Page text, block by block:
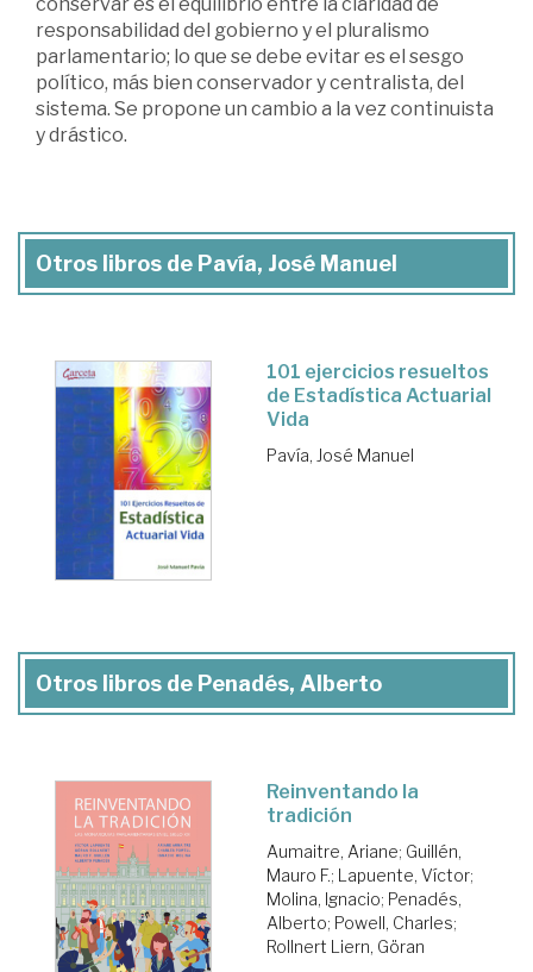
conservar es el equilibrio entre la claridad de
responsabilidad del gobierno y el pluralismo
parlamentario; lo que se debe evitar es el sesgo
político, más bien conservador y centralista, del
sistema. Se propone un cambio a la vez continuista
y drástico.
Otros libros de Pavía, José Manuel
101 ejercicios resueltos
de Estadística Actuarial
Vida
Pavía, José Manuel
Otros libros de Penadés, Alberto
Reinventando la
tradición
Aumaitre, Ariane; Guillén,
Mauro F.; Lapuente, Víctor;
Molina, Ignacio; Penadés,
Alberto; Powell, Charles;
Rollnert Liern, Göran